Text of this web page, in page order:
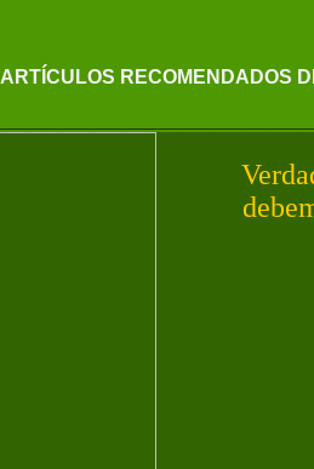
ARTÍCULOS RECOMENDADOS